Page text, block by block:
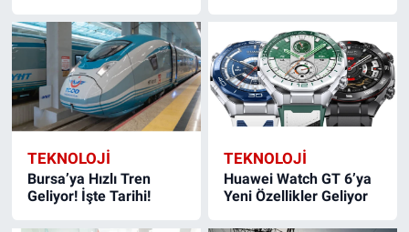
TEKNOLOJİ
Bursa’ya Hızlı Tren
Geliyor! İşte Tarihi!
TEKNOLOJİ
Huawei Watch GT 6’ya
Yeni Özellikler Geliyor